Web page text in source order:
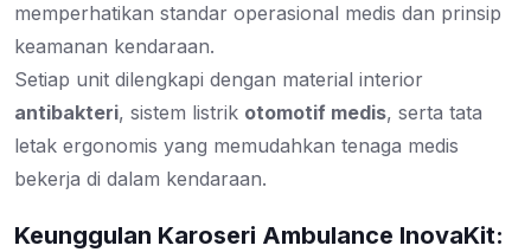
memperhatikan standar operasional medis dan prinsip
keamanan kendaraan.
Setiap unit dilengkapi dengan material interior
antibakteri, sistem listrik otomotif medis, serta tata
letak ergonomis yang memudahkan tenaga medis
bekerja di dalam kendaraan.
Keunggulan Karoseri Ambulance InovaKit: